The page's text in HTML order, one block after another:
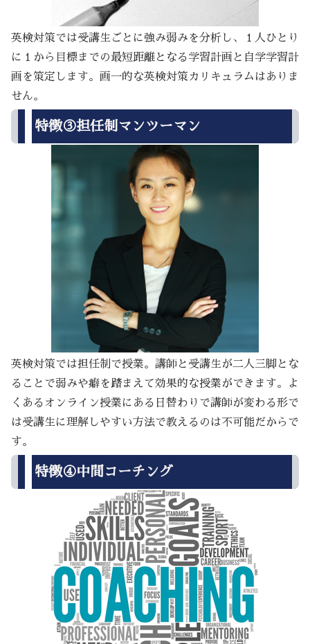
英検対策では受講生ごとに強み弱みを分析し、１人ひとり
に１から目標までの最短距離となる学習計画と自学学習計
画を策定します。画一的な英検対策カリキュラムはありま
せん。
特徴③担任制マンツーマン
英検対策では担任制で授業。講師と受講生が二人三脚とな
ることで弱みや癖を踏まえて効果的な授業ができます。よ
くあるオンライン授業にある日替わりで講師が変わる形で
は受講生に理解しやすい方法で教えるのは不可能だからで
す。
特徴④中間コーチング